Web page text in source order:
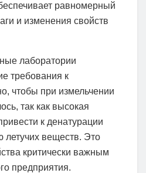
равномерный
и изменения свойств
лаборатории
требования к
чтобы при измельчении
так как высокая
к денатурации
летучих веществ. Это
критически важным
предприятия.